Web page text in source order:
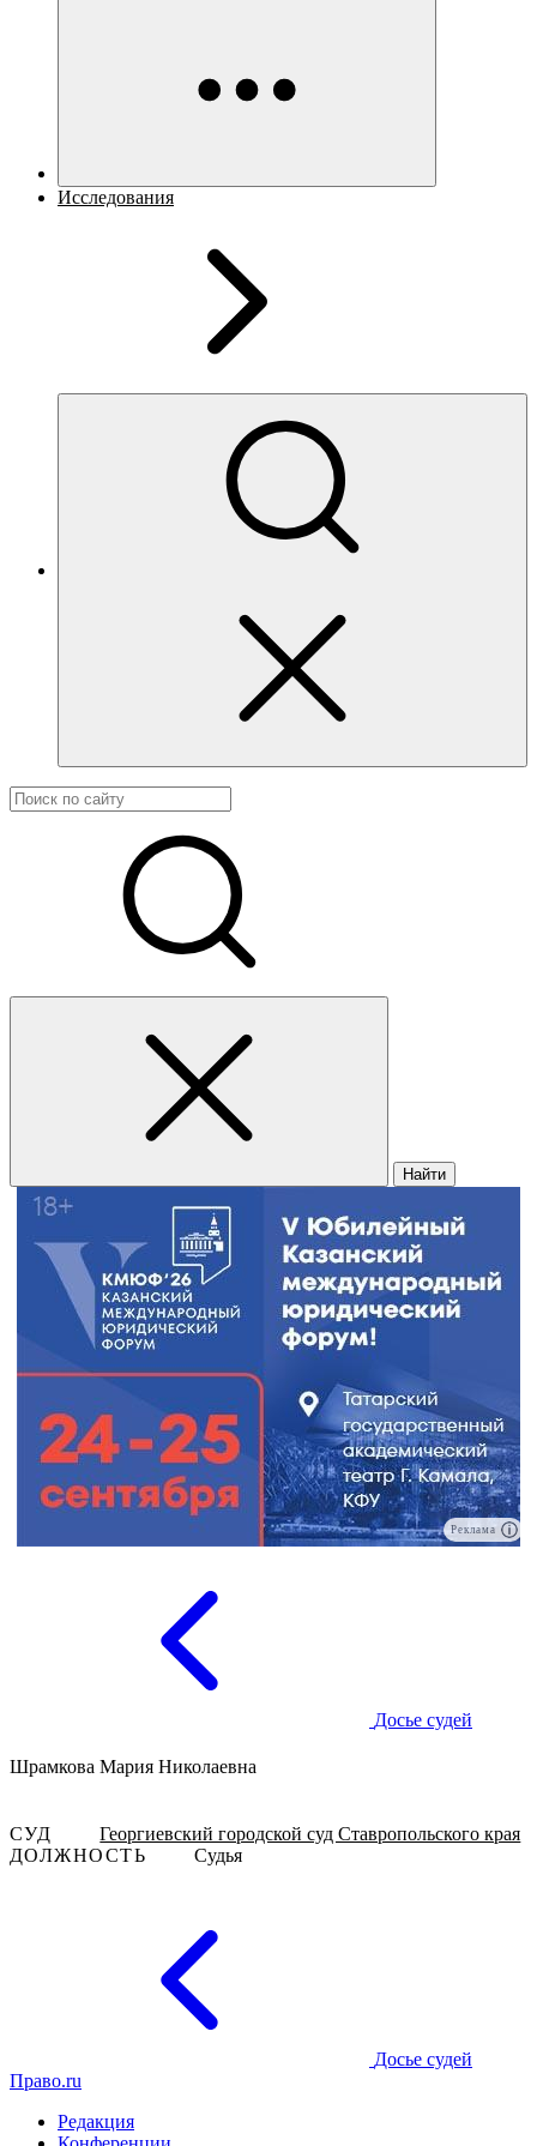
Исследования
Найти
Реклама
Досье судей
Шрамкова Мария Николаевна
СУД
Георгиевский городской суд Ставропольского края
ДОЛЖНОСТЬ
Судья
Досье судей
Право.ru
Редакция